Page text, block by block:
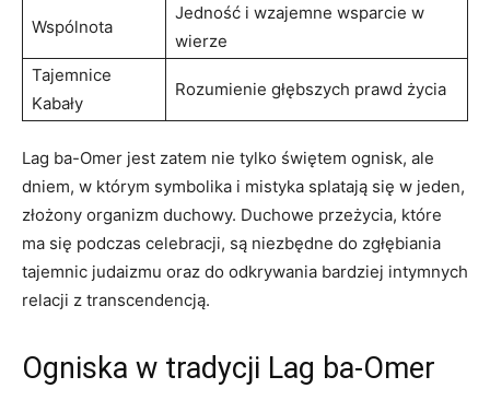
Wspólnota
Jedność ⁣i wzajemne wsparcie w
wierze
Tajemnice‌
Kabały
Rozumienie głębszych prawd życia
Lag ba-Omer jest zatem nie tylko świętem ognisk,⁣ ale
dniem, w którym symbolika i mistyka splatają się w jeden,
złożony organizm duchowy. Duchowe przeżycia, które⁢
ma się podczas celebracji, są niezbędne do zgłębiania
tajemnic judaizmu oraz do odkrywania bardziej intymnych
relacji z transcendencją.
Ogniska w tradycji Lag ba-Omer